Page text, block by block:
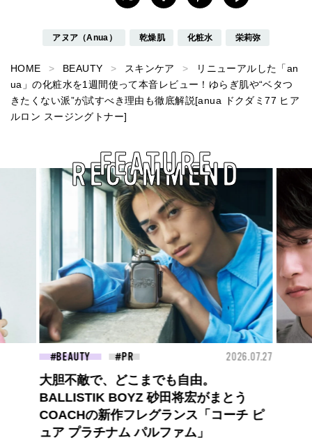
アヌア（Anua） 乾燥肌 化粧水 栄莉弥
HOME BEAUTY スキンケア
リニューアルした「an
ua」の化粧水を1週間使って本音レビュー！ゆらぎ肌や“ベタつ
きたくない派”が試すべき理由も徹底解説[anua ドクダミ77 ヒア
ルロン スージングトナー]
RECOMMEND
FEATURE
FASHION 2026.07.09
高橋璃央と、ジュエッテの出会い。夏の
定番、ピンクゴールドが印象的
な“SUMMER PINK”［meets Jouete!
Vol.12］